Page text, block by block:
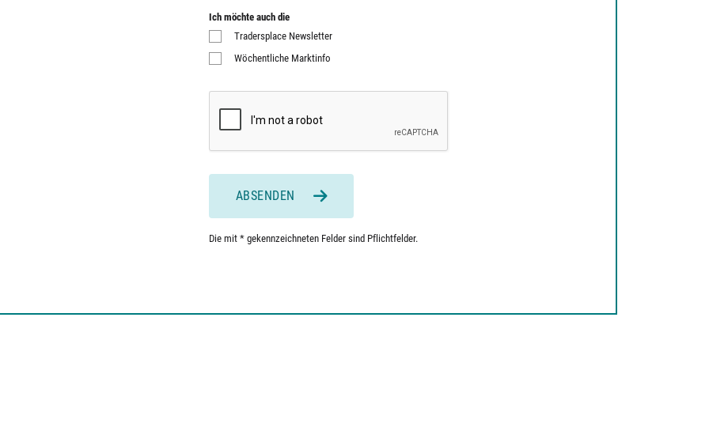
Ich möchte auch die
Tradersplace Newsletter
Wöchentliche Marktinfo
ABSENDEN
Die mit * gekennzeichneten Felder sind Pflichtfelder.